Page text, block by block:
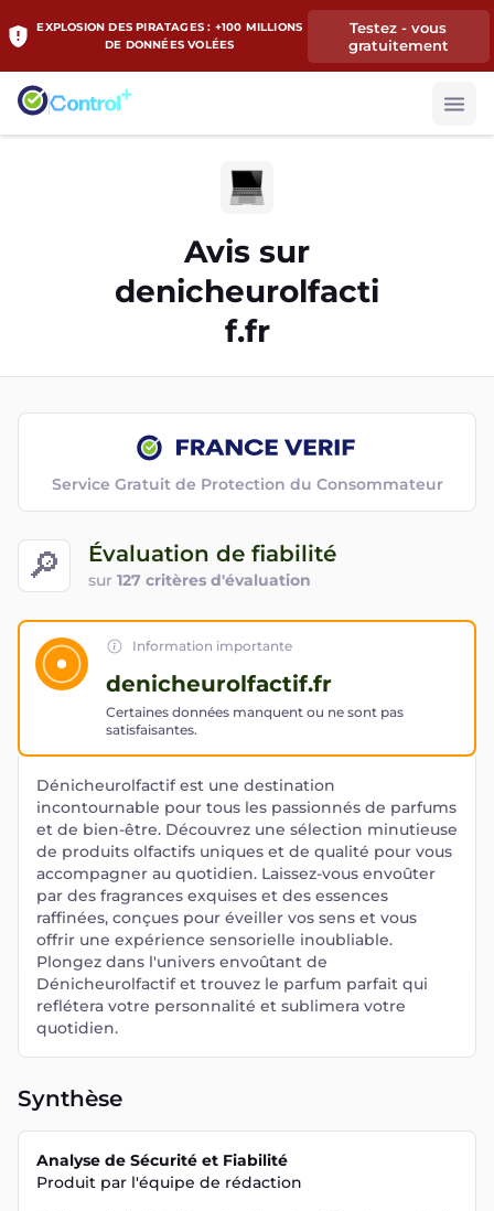
EXPLOSION DES PIRATAGES : +100 MILLIONS
DE DONNÉES VOLÉES
Testez - vous
gratuitement
Avis sur
denicheurolfacti
f.fr
🔎 Évaluation de fiabilité
sur 127 critères d'évaluation
Service Gratuit de Protection du Consommateur
Information importante
denicheurolfactif.fr
Certaines données manquent ou ne sont pas
satisfaisantes.
Dénicheurolfactif est une destination
incontournable pour tous les passionnés de parfums
et de bien-être. Découvrez une sélection minutieuse
de produits olfactifs uniques et de qualité pour vous
accompagner au quotidien. Laissez-vous envoûter
par des fragrances exquises et des essences
raffinées, conçues pour éveiller vos sens et vous
offrir une expérience sensorielle inoubliable.
Plongez dans l'univers envoûtant de
Dénicheurolfactif et trouvez le parfum parfait qui
reflétera votre personnalité et sublimera votre
quotidien.
Synthèse
Analyse de Sécurité et Fiabilité
Produit par l'équipe de rédaction